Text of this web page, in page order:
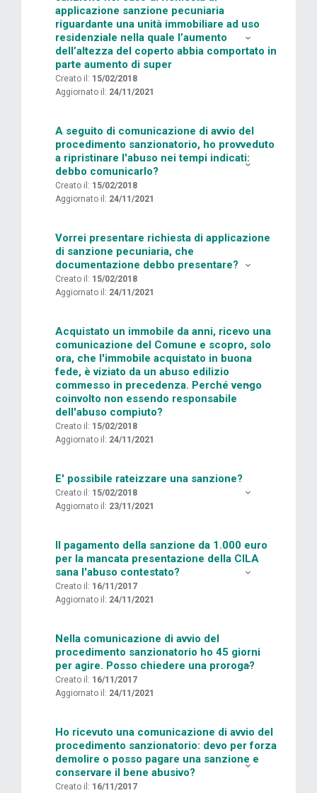
applicazione sanzione pecuniaria
riguardante una unità immobiliare ad uso
residenziale nella quale l’aumento
dell’altezza del coperto abbia comportato in
parte aumento di super
Creato il: 15/02/2018
Aggiornato il: 24/11/2021
A seguito di comunicazione di avvio del
procedimento sanzionatorio, ho provveduto
a ripristinare l'abuso nei tempi indicati:
debbo comunicarlo?
Creato il: 15/02/2018
Aggiornato il: 24/11/2021
Vorrei presentare richiesta di applicazione
di sanzione pecuniaria, che
documentazione debbo presentare?
Creato il: 15/02/2018
Aggiornato il: 24/11/2021
Acquistato un immobile da anni, ricevo una
comunicazione del Comune e scopro, solo
ora, che l'immobile acquistato in buona
fede, è viziato da un abuso edilizio
commesso in precedenza. Perché vengo
coinvolto non essendo responsabile
dell'abuso compiuto?
Creato il: 15/02/2018
Aggiornato il: 24/11/2021
E' possibile rateizzare una sanzione?
Creato il: 15/02/2018
Aggiornato il: 23/11/2021
Il pagamento della sanzione da 1.000 euro
per la mancata presentazione della CILA
sana l'abuso contestato?
Creato il: 16/11/2017
Aggiornato il: 24/11/2021
Nella comunicazione di avvio del
procedimento sanzionatorio ho 45 giorni
per agire. Posso chiedere una proroga?
Creato il: 16/11/2017
Aggiornato il: 24/11/2021
Ho ricevuto una comunicazione di avvio del
procedimento sanzionatorio: devo per forza
demolire o posso pagare una sanzione e
conservare il bene abusivo?
Creato il: 16/11/2017